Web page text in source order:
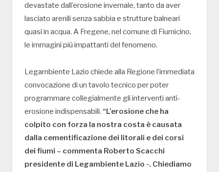
devastate dall’erosione invernale, tanto da aver
lasciato arenili senza sabbia e strutture balneari
quasi in acqua. A Fregene, nel comune di Fiumicino,
le immagini più impattanti del fenomeno.
Legambiente Lazio chiede alla Regione l’immediata
convocazione di un tavolo tecnico per poter
programmare collegialmente gli interventi anti-
erosione indispensabili. “L’erosione che ha
colpito con forza la nostra costa è causata
dalla cementificazione dei litorali e dei corsi
dei fiumi – commenta Roberto Scacchi
presidente di Legambiente Lazio -. Chiediamo